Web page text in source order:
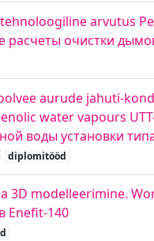
arvutus
очистки
aurude jahuti-
water vapours
воды установки
diplomitööd
modelleerimine.
Enefit-140